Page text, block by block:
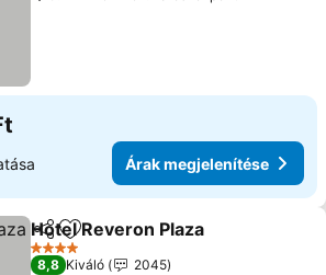
Árak megjelenítése
Megosztás
Hozzáadás a kedvencekhez
Hotel Reveron Plaza
4 Kategória
8,8 Kiváló
2045